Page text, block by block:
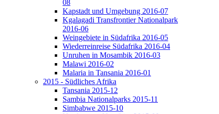
08
Kapstadt und Umgebung 2016-07
Kgalagadi Transfrontier Nationalpark
2016-06
Weingebiete in Südafrika 2016-05
Wiederreinreise Südafrika 2016-04
Unruhen in Mosambik 2016-03
Malawi 2016-02
Malaria in Tansania 2016-01
2015 - Südliches Afrika
Tansania 2015-12
Sambia Nationalparks 2015-11
Simbabwe 2015-10